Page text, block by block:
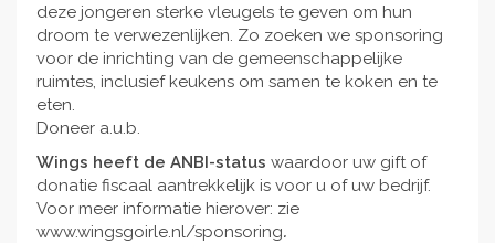
deze jongeren sterke vleugels te geven om hun
droom te verwezenlijken. Zo zoeken we sponsoring
voor de inrichting van de gemeenschappelijke
ruimtes, inclusief keukens om samen te koken en te
eten.
Doneer a.u.b.
Wings heeft de ANBI-status waardoor uw gift of
donatie fiscaal aantrekkelijk is voor u of uw bedrijf.
Voor meer informatie hierover: zie
www.wingsgoirle.nl/sponsoring.